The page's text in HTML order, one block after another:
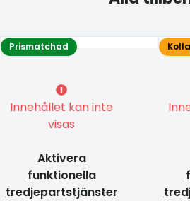
Innehållet kan inte
visas
Aktivera
funktionella
tredjepartstjänster
Prismatchad